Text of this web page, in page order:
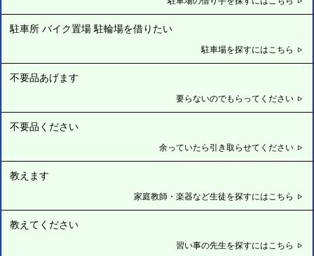
駐車所 バイク置場 駐輪場を借りたい
駐車場を探すにはこちら
不要品あげます
要らないのでもらってください
不要品ください
余っていたら引き取らせてください
教えます
家庭教師・楽器など生徒を探すにはこちら
教えてください
習い事の先生を探すにはこちら